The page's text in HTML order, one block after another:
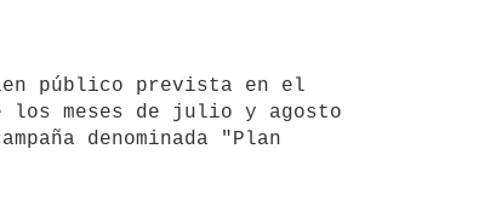
meses de julio y agosto
denominada "Plan